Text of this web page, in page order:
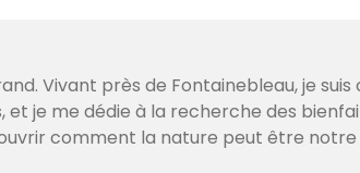
Vivant près de Fontainebleau, je
je me dédie à la recherche des
comment la nature peut être notre